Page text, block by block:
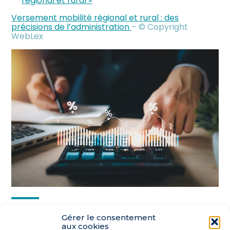
Gérer le consentement
aux cookies
Versement mobilité régional et rural : des
précisions de l’administration – © Copyright
WebLex